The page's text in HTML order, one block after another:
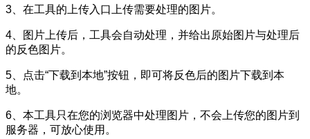
3、在工具的上传入口上传需要处理的图片。
4、图片上传后，工具会自动处理，并给出原始图片与处理后
的反色图片。
5、点击“下载到本地”按钮，即可将反色后的图片下载到本
地。
6、本工具只在您的浏览器中处理图片，不会上传您的图片到
服务器，可放心使用。